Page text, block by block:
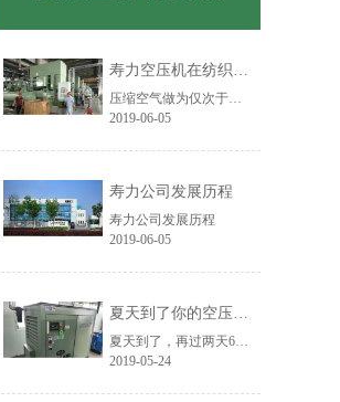
寿力空压机在纺织行业中的应用
压缩空气做为仅次于电力的第二大动力源，在纺织厂的应用已经处处可见，越来越多的纺织工艺过程已采用气动来完成。目前主要应用在纤维物料输送、胶辊加压、移动工位、喷射气流加工、射流自控技术、清洁部件等方面。
2019-06-05
寿力公司发展历程
寿力公司发展历程
2019-06-05
夏天到了你的空压机还撑得住吗？
夏天到了，再过两天6月份，我们将进入一年中最热的阶段，人在高温环境下很容易中暑，机器也是一样的，拿空压机来说，它的“中暑”表现形式就是高温报警停机。
2019-05-24